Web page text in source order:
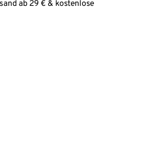
ab 29 € & kostenlose